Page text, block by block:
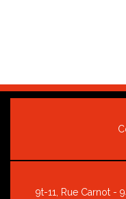
9t-11, Rue Carnot -